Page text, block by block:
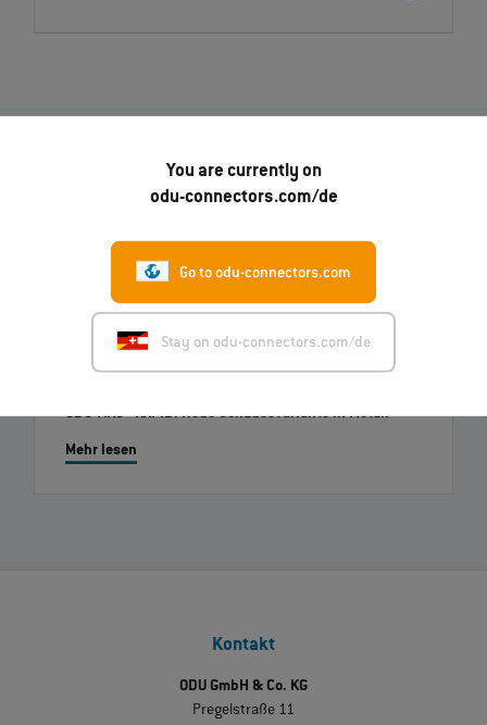
You are currently on
odu-connectors.com/de
Go to odu-connectors.com
Stay on odu-connectors.com/de
Robert Kempin ist als neuer CSO bei ODU gestartet
Mehr lesen
ODU-MAC® RAPID: Neue Gehäusevariante in Metall
Mehr lesen
Kontakt
ODU GmbH & Co. KG
Pregelstraße 11